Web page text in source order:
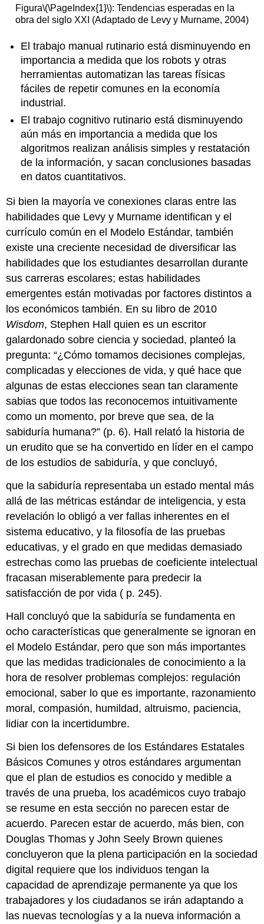
Figura\(\PageIndex{1}\): Tendencias esperadas en la
obra del siglo XXI (Adaptado de Levy y Murname, 2004)
El trabajo manual rutinario está disminuyendo en
importancia a medida que los robots y otras
herramientas automatizan las tareas físicas
fáciles de repetir comunes en la economía
industrial.
El trabajo cognitivo rutinario está disminuyendo
aún más en importancia a medida que los
algoritmos realizan análisis simples y restatación
de la información, y sacan conclusiones basadas
en datos cuantitativos.
Si bien la mayoría ve conexiones claras entre las
habilidades que Levy y Murname identifican y el
currículo común en el Modelo Estándar, también
existe una creciente necesidad de diversificar las
habilidades que los estudiantes desarrollan durante
sus carreras escolares; estas habilidades
emergentes están motivadas por factores distintos a
los económicos también. En su libro de 2010
Wisdom, Stephen Hall quien es un escritor
galardonado sobre ciencia y sociedad, planteó la
pregunta: “¿Cómo tomamos decisiones complejas,
complicadas y elecciones de vida, y qué hace que
algunas de estas elecciones sean tan claramente
sabias que todos las reconocemos intuitivamente
como un momento, por breve que sea, de la
sabiduría humana?” (p. 6). Hall relató la historia de
un erudito que se ha convertido en líder en el campo
de los estudios de sabiduría, y que concluyó,
que la sabiduría representaba un estado mental más
allá de las métricas estándar de inteligencia, y esta
revelación lo obligó a ver fallas inherentes en el
sistema educativo, y la filosofía de las pruebas
educativas, y el grado en que medidas demasiado
estrechas como las pruebas de coeficiente intelectual
fracasan miserablemente para predecir la
satisfacción de por vida ( p. 245).
Hall concluyó que la sabiduría se fundamenta en
ocho características que generalmente se ignoran en
el Modelo Estándar, pero que son más importantes
que las medidas tradicionales de conocimiento a la
hora de resolver problemas complejos: regulación
emocional, saber lo que es importante, razonamiento
moral, compasión, humildad, altruismo, paciencia,
lidiar con la incertidumbre.
Si bien los defensores de los Estándares Estatales
Básicos Comunes y otros estándares argumentan
que el plan de estudios es conocido y medible a
través de una prueba, los académicos cuyo trabajo
se resume en esta sección no parecen estar de
acuerdo. Parecen estar de acuerdo, más bien, con
Douglas Thomas y John Seely Brown quienes
concluyeron que la plena participación en la sociedad
digital requiere que los individuos tengan la
capacidad de aprendizaje permanente ya que los
trabajadores y los ciudadanos se irán adaptando a
las nuevas tecnologías y a la nueva información a